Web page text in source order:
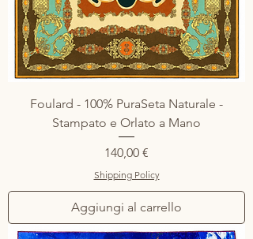
Foulard - 100% PuraSeta Naturale -
Stampato e Orlato a Mano
Prezzo
140,00 €
Shipping Policy
Aggiungi al carrello